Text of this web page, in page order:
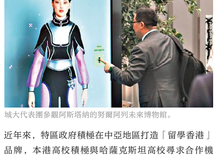
城大代表團參觀阿斯塔納的努爾阿列未來博物館。
近年來，特區政府積極在中亞地區打造「留學香港」
品牌，本港高校積極與哈薩克斯坦高校尋求合作機